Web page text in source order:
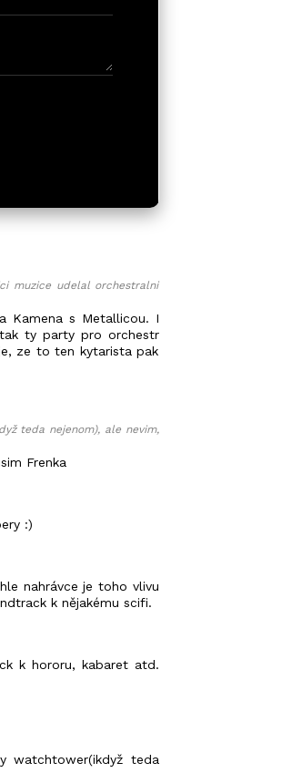
muzice udelal orchestralni
Kamena s Metallicou. I
tak ty party pro orchestr
ze to ten kytarista pak
teda nejenom), ale nevim,
Frenka
:)
nahrávce je toho vlivu
k nějakému scifi.
k hororu, kabaret atd.
watchtower(ikdyž teda